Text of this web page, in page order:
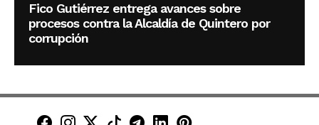
Fico Gutiérrez entrega avances sobre
procesos contra la Alcaldía de Quintero por
corrupción